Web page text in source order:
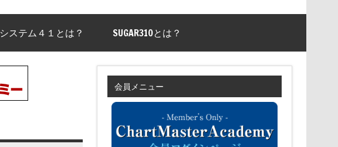
システム４１とは？ SUGAR310とは？
会員メニュー